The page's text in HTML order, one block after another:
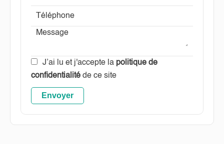
J’ai lu et j'accepte la politique de
confidentialité de ce site
Envoyer